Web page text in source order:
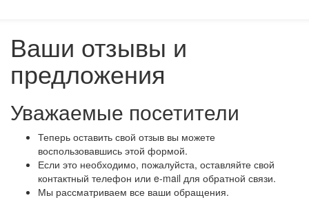
Ваши отзывы и
предложения
Уважаемые посетители
Теперь оставить свой отзыв вы можете
воспользовавшись этой формой.
Если это необходимо, пожалуйста, оставляйте свой
контактный телефон или e-mail для обратной связи.
Мы рассматриваем все ваши обращения.